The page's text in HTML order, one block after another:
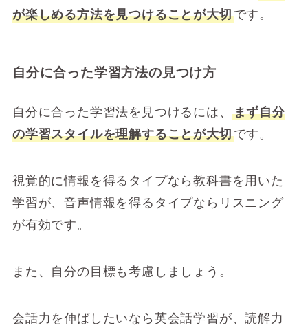
が楽しめる方法を見つけることが大切です。
自分に合った学習方法の見つけ方
自分に合った学習法を見つけるには、 まず自分
の学習スタイルを理解することが大切です。
視覚的に情報を得るタイプなら教科書を用いた
学習が、音声情報を得るタイプならリスニング
が有効です。
また、自分の目標も考慮しましょう。
会話力を伸ばしたいなら英会話学習が、読解力